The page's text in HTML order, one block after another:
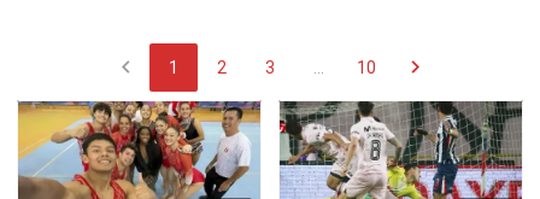
chevron_left 1 2 3 10 chevron_right